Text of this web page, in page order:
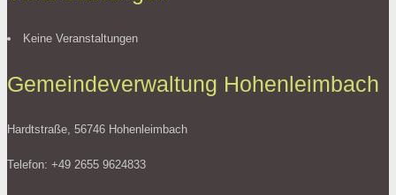
Keine Veranstaltungen
Gemeindeverwaltung Hohenleimbach
Hardtstraße, 56746 Hohenleimbach
Telefon: +49 2655 9624833